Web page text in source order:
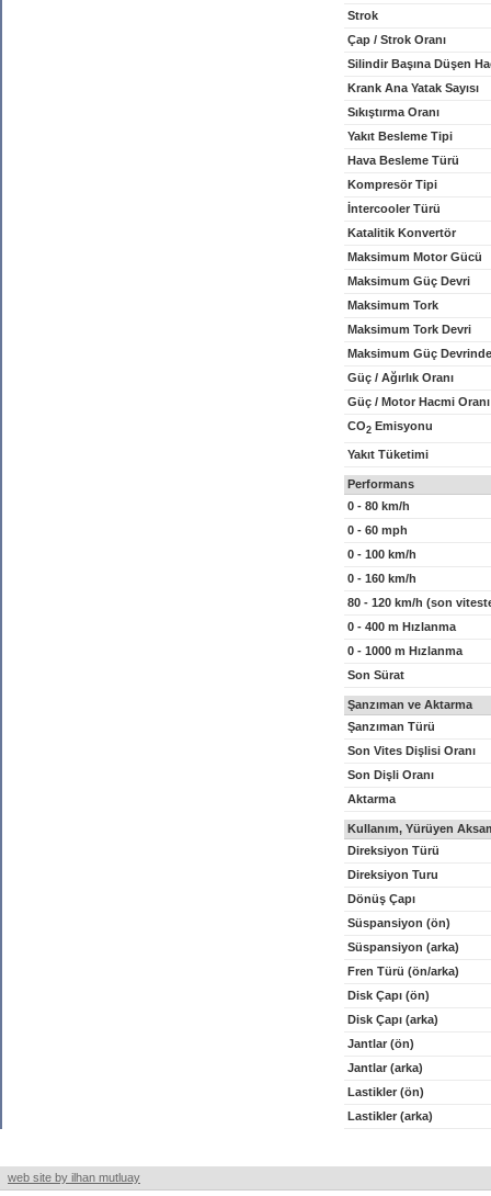
Strok
Çap / Strok Oranı
Silindir Başına Düşen
Krank Ana Yatak Sayısı
Sıkıştırma Oranı
Yakıt Besleme Tipi
Hava Besleme Türü
Kompresör Tipi
İntercooler Türü
Katalitik Konvertör
Maksimum Motor Gücü
Maksimum Güç Devri
Maksimum Tork
Maksimum Tork Devri
Maksimum Güç
Güç / Ağırlık Oranı
Güç / Motor Hacmi Oranı
CO2 Emisyonu
Yakıt Tüketimi
Performans
0 - 80 km/h
0 - 60 mph
0 - 100 km/h
0 - 160 km/h
80 - 120 km/h (son
0 - 400 m Hızlanma
0 - 1000 m Hızlanma
Son Sürat
Şanzıman ve Aktarma
Şanzıman Türü
Son Vites Dişlisi Oranı
Son Dişli Oranı
Aktarma
Kullanım, Yürüyen
Direksiyon Türü
Direksiyon Turu
Dönüş Çapı
Süspansiyon (ön)
Süspansiyon (arka)
Fren Türü (ön/arka)
Disk Çapı (ön)
Disk Çapı (arka)
Jantlar (ön)
Jantlar (arka)
Lastikler (ön)
Lastikler (arka)
web site by ilhan mutluay